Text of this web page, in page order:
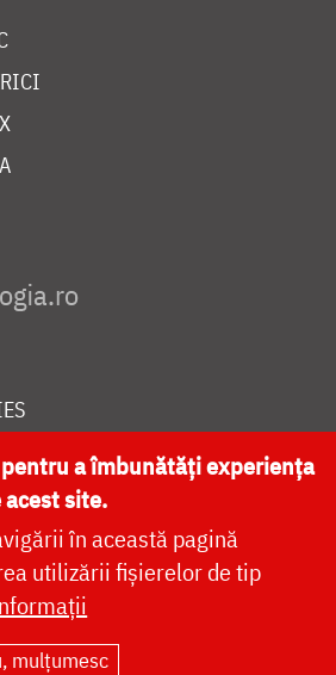
CATEDRALA NAȚIONALĂ
deDOXOLOGIA MEDIA
a îmbunătăți experiența
site.
în această pagină
utilizării fișierelor de tip
mulțumesc